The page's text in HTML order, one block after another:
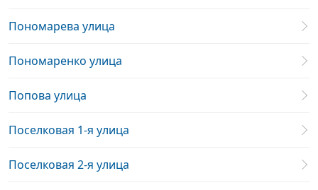
Пономарева улица
Пономаренко улица
Попова улица
Поселковая 1-я улица
Поселковая 2-я улица